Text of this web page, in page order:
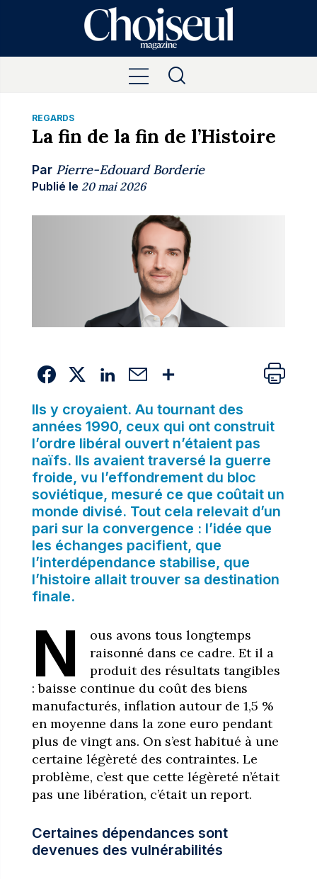
REGARDS
La fin de la fin de l’Histoire
Par Pierre-Edouard Borderie
Publié le 20 mai 2026
Ils y croyaient. Au tournant des
années 1990, ceux qui ont construit
l’ordre libéral ouvert n’étaient pas
naïfs. Ils avaient traversé la guerre
froide, vu l’effondrement du bloc
soviétique, mesuré ce que coûtait un
monde divisé. Tout cela relevait d’un
pari sur la convergence : l’idée que
les échanges pacifient, que
l’interdépendance stabilise, que
l’histoire allait trouver sa destination
finale.
N
ous avons tous longtemps
raisonné dans ce cadre. Et il a
produit des résultats tangibles
: baisse continue du coût des biens
manufacturés, inflation autour de 1,5 %
en moyenne dans la zone euro pendant
plus de vingt ans. On s’est habitué à une
certaine légèreté des contraintes. Le
problème, c’est que cette légèreté n’était
pas une libération, c’était un report.
Certaines dépendances sont
devenues des vulnérabilités